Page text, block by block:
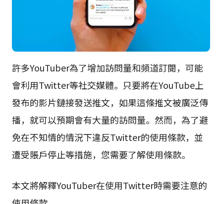
許多YouTuber為了增加訪問量和頻道訂閱，可能
會利用Twitter等社交媒體。只要將在YouTube上
發布的影片鏈接發送推文，如果這條推文被廣泛傳
播，就可以預期會有大量的訪問量。然而，為了避
免在不知情的情況下違反Twitter的使用條款，並
遭受賬戶停止等措施，您需要了解使用條款。
本文將解釋YouTuber在使用Twitter時需要注意的